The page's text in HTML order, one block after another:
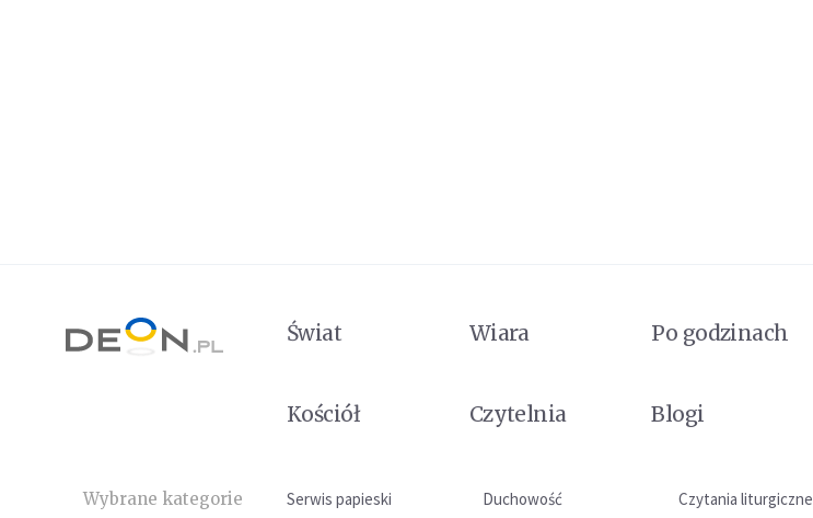
Świat Wiara Po godzinach
Kościół
Czytelnia Blogi
Wybrane kategorie Serwis papieski Duchowość Czytania liturgiczne